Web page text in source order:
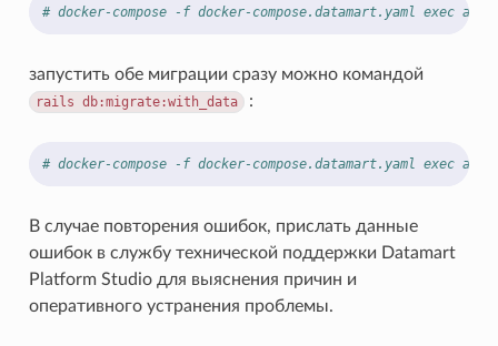
# docker-compose -f docker-compose.datamart.yaml exec
запустить обе миграции сразу можно командой
rails db:migrate:with_data :
# docker-compose -f docker-compose.datamart.yaml exec
В случае повторения ошибок, прислать данные
ошибок в службу технической поддержки Datamart
Platform Studio для выяснения причин и
оперативного устранения проблемы.